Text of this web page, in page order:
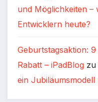
und Möglichkeiten –
Entwicklern heute?
Geburtstagsaktion:
Rabatt – iPadBlog zu
ein Jubiläumsmodell